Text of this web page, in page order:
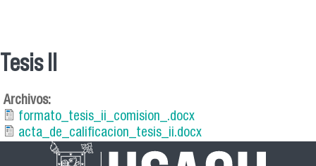
Tesis II
Archivos:
formato_tesis_ii_comision_.docx
acta_de_calificacion_tesis_ii.docx